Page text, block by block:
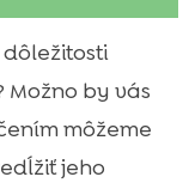
psa dôležitý?
psa
psa
by vás
môžeme
jeho